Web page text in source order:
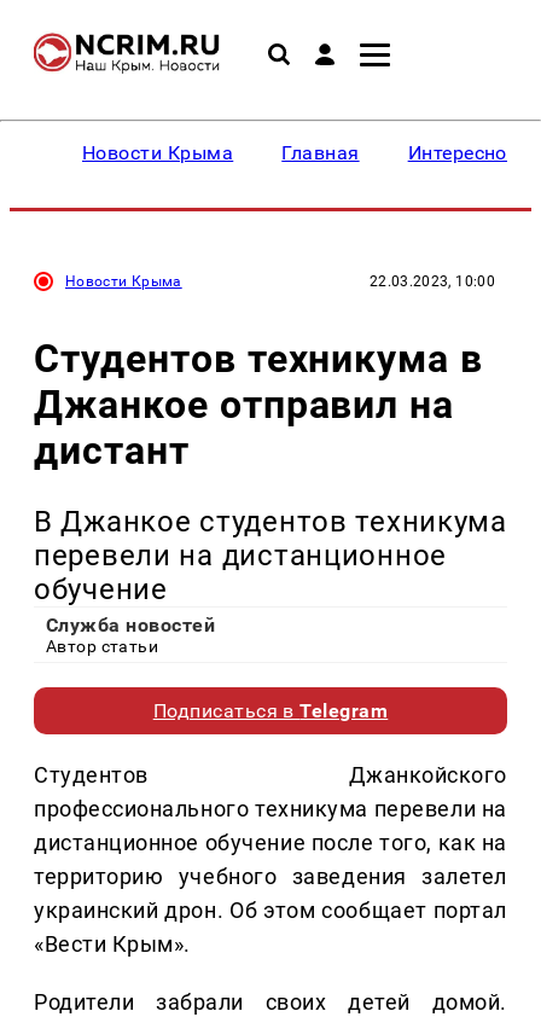
Новости Крыма Главная Интересное
Новости Крыма 22.03.2023, 10:00
Студентов техникума в
Джанкое отправил на
дистант
В Джанкое студентов техникума
перевели на дистанционное
обучение
Служба новостей
Автор статьи
Подписаться вTelegram
Студентов Джанкойского
профессионального техникума перевели на
дистанционное обучение после того, как на
территорию учебного заведения залетел
украинский дрон. Об этом сообщает портал
«Вести Крым».
Родители забрали своих детей домой.